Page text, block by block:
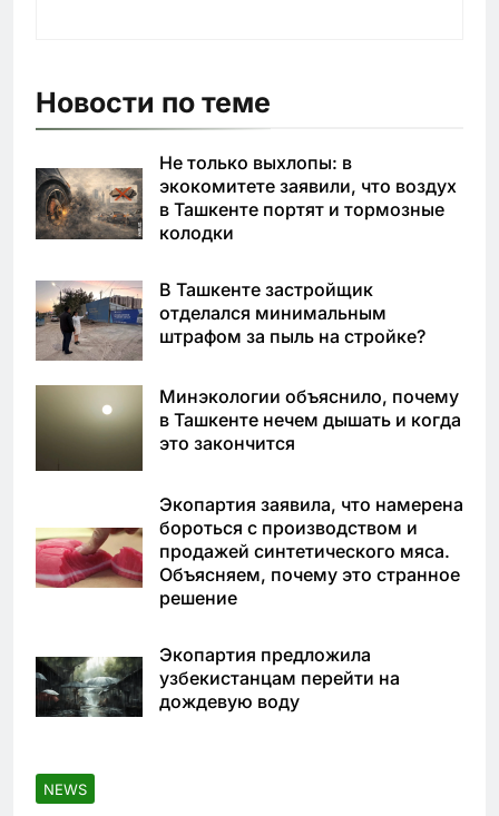
Новости по теме
Не только выхлопы: в
экокомитете заявили, что воздух
в Ташкенте портят и тормозные
колодки
В Ташкенте застройщик
отделался минимальным
штрафом за пыль на стройке?
Минэкологии объяснило, почему
в Ташкенте нечем дышать и когда
это закончится
Экопартия заявила, что намерена
бороться с производством и
продажей синтетического мяса.
Объясняем, почему это странное
решение
Экопартия предложила
узбекистанцам перейти на
дождевую воду
NEWS